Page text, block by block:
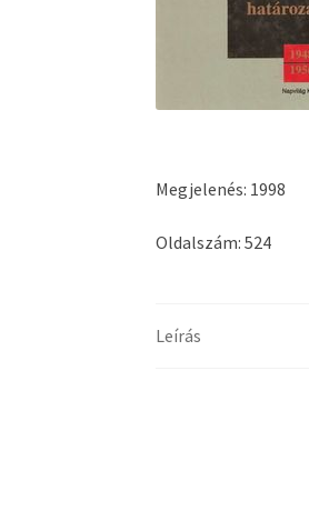
Megjelenés: 1998
Oldalszám: 524
Leírás